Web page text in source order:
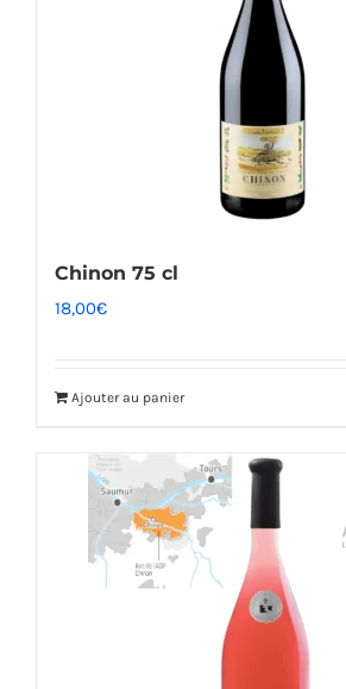
Chinon 75 cl
18,00€
Ajouter au panier